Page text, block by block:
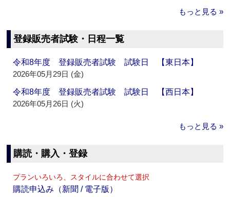
もっと見る »
登録販売者試験・日程一覧
令和8年度 登録販売者試験 試験日 【東日本】
2026年05月29日 (金)
令和8年度 登録販売者試験 試験日 【西日本】
2026年05月26日 (火)
もっと見る »
購読・購入・登録
プランいろいろ、スタイルに合わせて選択
購読申込み（新聞 / 電子版）